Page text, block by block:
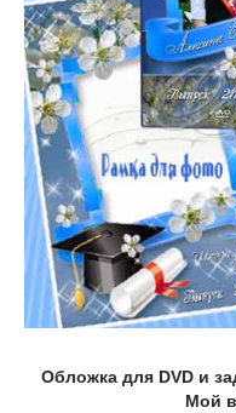
Обложка для DVD и
Мой